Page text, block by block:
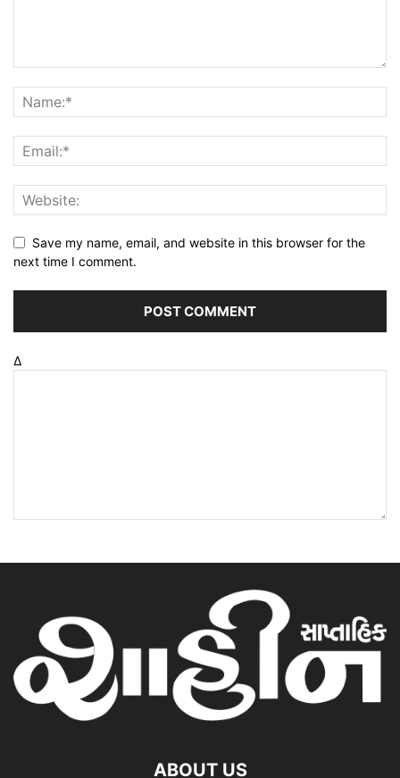
Save my name, email, and website in this browser for the
next time I comment.
Δ
ABOUT US